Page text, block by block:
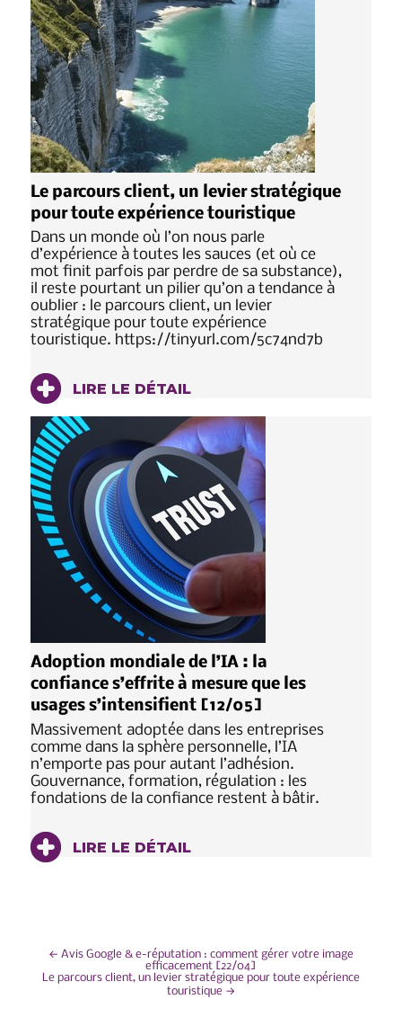
Le parcours client, un levier stratégique
pour toute expérience touristique
Dans un monde où l’on nous parle
d’expérience à toutes les sauces (et où ce
mot finit parfois par perdre de sa substance),
il reste pourtant un pilier qu’on a tendance à
oublier : le parcours client, un levier
stratégique pour toute expérience
touristique. https://tinyurl.com/5c74nd7b
LIRE LE DÉTAIL
Adoption mondiale de l’IA : la
confiance s’effrite à mesure que les
usages s’intensifient [12/05]
Massivement adoptée dans les entreprises
comme dans la sphère personnelle, l’IA
n’emporte pas pour autant l’adhésion.
Gouvernance, formation, régulation : les
fondations de la confiance restent à bâtir.
LIRE LE DÉTAIL
NAVIGATION
← Avis Google & e-réputation : comment gérer votre image
efficacement [22/04]
Le parcours client, un levier stratégique pour toute expérience
touristique →